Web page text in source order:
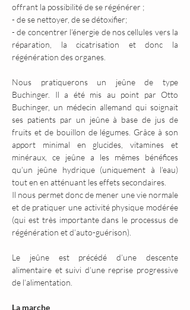
offrant la possibilité de se régénérer ;
- de se nettoyer, de se détoxifier;
- de concentrer l’énergie de nos cellules vers la
réparation, la cicatrisation et donc la
régénération des organes.
Nous pratiquerons un jeûne de type
Buchinger. Il a été mis au point par Otto
Buchinger, un médecin allemand qui soignait
ses patients par un jeûne à base de jus de
fruits et de bouillon de légumes. Grâce à son
apport minimal en glucides, vitamines et
minéraux, ce jeûne a les mêmes bénéfices
qu’un jeûne hydrique (uniquement à l’eau)
tout en en atténuant les effets secondaires.
Il nous permet donc de mener une vie normale
et de pratiquer une activité physique modérée
(qui est très importante dans le processus de
régénération et d’auto-guérison).
Le jeûne est précédé d’une descente
alimentaire et suivi d’une reprise progressive
de l’alimentation.
La marche